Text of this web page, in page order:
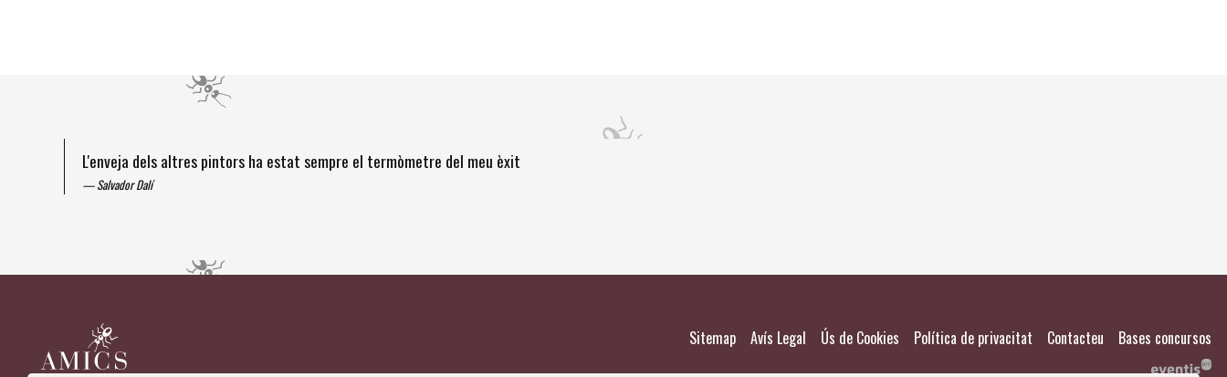
L'enveja dels altres pintors ha estat sempre el termòmetre del meu èxit
Salvador Dalí
Sitemap Avís Legal Ús de Cookies Política de privacitat Contacteu Bases concursos